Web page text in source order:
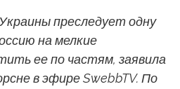
преследует одну
на мелкие
ее по частям, заявила
в эфире SwebbTV. По